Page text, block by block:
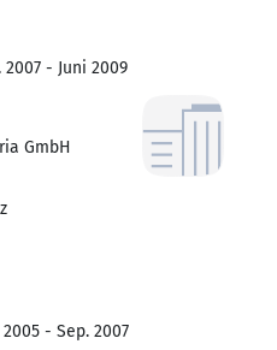
2007 - Juni 2009
GmbH
- Sep. 2007